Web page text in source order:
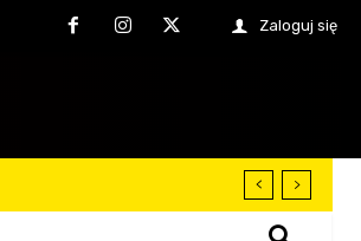
Zaloguj się